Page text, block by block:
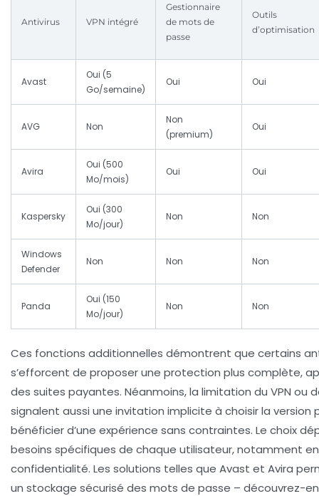
Antivirus VPN intégré
Gestionnaire
de mots de
passe
Outils
d’optimisation
Avast
Oui (5
Go/semaine)
Oui Oui
AVG Non
Non
(premium)
Oui
Avira
Oui (500
Mo/mois)
Oui Oui
Kaspersky
Oui (300
Mo/jour)
Non Non
Windows
Defender
Non Non Non
Panda
Oui (150
Mo/jour)
Non Non
Ces fonctions additionnelles démontrent que certains
s’efforcent de proposer une protection plus complète,
des suites payantes. Néanmoins, la limitation du VPN ou
signalent aussi une invitation implicite à choisir la version
bénéficier d’une expérience sans contraintes. Le choix
besoins spécifiques de chaque utilisateur, notamment
confidentialité. Les solutions telles que Avast et Avira
un stockage sécurisé des mots de passe – découvrez-